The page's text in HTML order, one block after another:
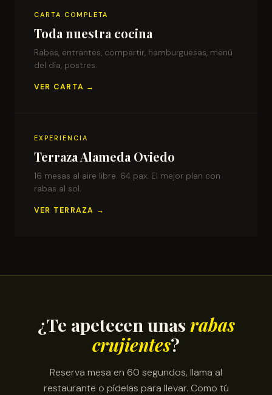
CARTA COMPLETA
Toda nuestra cocina
Rabas, entrantes, compartir, hamburguesas, menú
del día, postres.
VER CARTA →
EXPERIENCIA
Terraza Alameda Oviedo
16 mesas al aire libre. 64 pax. El mejor plan con
rabas al sol.
VER TERRAZA →
¿Te apetecen unas rabas
crujientes?
Reserva mesa en 60 segundos, llama al
restaurante o pídelas para llevar. Como tú